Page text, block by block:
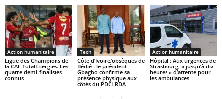
Action humanitaire
Ligue des Champions de
la CAF TotalEnergies: Les
quatre demi-finalistes
connus
Tech
Côte d’Ivoire/obsèques de
Bédié : le président
Gbagbo confirme sa
présence physique aux
côtés du PDCI-RDA
Action humanitaire
Hôpital : Aux urgences de
Strasbourg, « jusqu’à dix
heures » d’attente pour
les ambulances